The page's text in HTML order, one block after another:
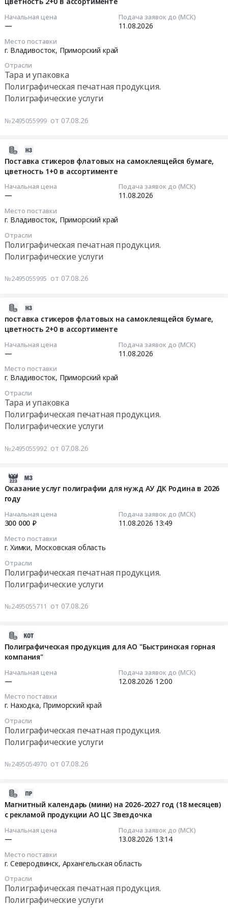
Начальная цена
—
Подача заявок до (МСК)
11.08.2026
Место поставки
г. Владивосток, Приморский край
Отрасли
Тара и упаковка
Полиграфическая печатная продукция.
Полиграфические услуги
№2495055999 от 07.08.26
Поставка стикеров флатовых на самоклеящейся бумаге,
цветность 1+0 в ассортименте
Начальная цена
—
Подача заявок до (МСК)
11.08.2026
Место поставки
г. Владивосток, Приморский край
Отрасли
Полиграфическая печатная продукция.
Полиграфические услуги
№2495055995 от 07.08.26
поставка стикеров флатовых на самоклеящейся бумаге,
цветность 2+0 в ассортименте
Начальная цена
—
Подача заявок до (МСК)
11.08.2026
Место поставки
г. Владивосток, Приморский край
Отрасли
Тара и упаковка
Полиграфическая печатная продукция.
Полиграфические услуги
№2495055992 от 07.08.26
Оказание услуг полиграфии для нужд АУ ДК Родина в 2026
году
Начальная цена
300 000 ₽
Подача заявок до (МСК)
11.08.2026 13:49
Место поставки
г. Химки, Московская область
Отрасли
Полиграфическая печатная продукция.
Полиграфические услуги
№2495055711 от 07.08.26
Полиграфическая продукция для АО "Быстринская горная
компания"
Начальная цена
—
Подача заявок до (МСК)
12.08.2026 12:00
Место поставки
г. Находка, Приморский край
Отрасли
Полиграфическая печатная продукция.
Полиграфические услуги
№2495054970 от 07.08.26
Магнитный календарь (мини) на 2026-2027 год (18 месяцев)
с рекламой продукции АО ЦС Звездочка
Начальная цена
—
Подача заявок до (МСК)
13.08.2026 13:14
Место поставки
г. Северодвинск, Архангельская область
Отрасли
Полиграфическая печатная продукция.
Полиграфические услуги